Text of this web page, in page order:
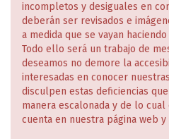
incompletos y desiguales en
deberán ser revisados e
a medida que se vayan
Todo ello será un trabajo de
deseamos no demore la
interesadas en conocer
disculpen estas deficiencias
manera escalonada y de lo
cuenta en nuestra página web